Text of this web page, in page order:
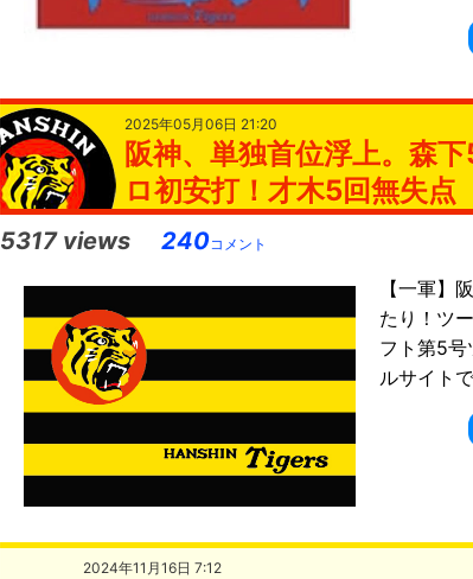
2025年05月06日 21:20
阪神、単独首位浮上。森
ロ初安打！才木5回無失点
5317 views 240コメント
【一軍
たり！ツ
フト第5号
ルサイト
2024年11月16日 7:12